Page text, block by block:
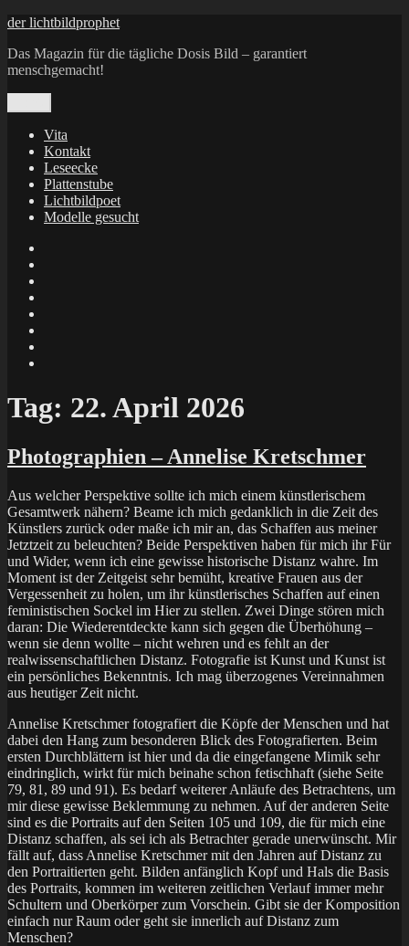
Zum
springen
der lichtbildprophet
Das Magazin für die tägliche Dosis Bild – garantiert
menschgemacht!
Vita
Kontakt
Leseecke
Plattenstube
Lichtbildpoet
Modelle gesucht
Tag: 22. April 2026
Photographien – Annelise Kretschmer
Aus welcher Perspektive sollte ich mich einem künstlerischem
Gesamtwerk nähern? Beame ich mich gedanklich in die Zeit des
Künstlers zurück oder maße ich mir an, das Schaffen aus meiner
Jetztzeit zu beleuchten? Beide Perspektiven haben für mich ihr Für
und Wider, wenn ich eine gewisse historische Distanz wahre. Im
Moment ist der Zeitgeist sehr bemüht, kreative Frauen aus der
Vergessenheit zu holen, um ihr künstlerisches Schaffen auf einen
feministischen Sockel im Hier zu stellen. Zwei Dinge stören mich
daran: Die Wiederentdeckte kann sich gegen die Überhöhung –
wenn sie denn wollte – nicht wehren und es fehlt an der
realwissenschaftlichen Distanz. Fotografie ist Kunst und Kunst ist
ein persönliches Bekenntnis. Ich mag überzogenes Vereinnahmen
aus heutiger Zeit nicht.
Annelise Kretschmer fotografiert die Köpfe der Menschen und hat
dabei den Hang zum besonderen Blick des Fotografierten. Beim
ersten Durchblättern ist hier und da die eingefangene Mimik sehr
eindringlich, wirkt für mich beinahe schon fetischhaft (siehe Seite
79, 81, 89 und 91). Es bedarf weiterer Anläufe des Betrachtens, um
mir diese gewisse Beklemmung zu nehmen. Auf der anderen Seite
sind es die Portraits auf den Seiten 105 und 109, die für mich eine
Distanz schaffen, als sei ich als Betrachter gerade unerwünscht. Mir
fällt auf, dass Annelise Kretschmer mit den Jahren auf Distanz zu
den Portraitierten geht. Bilden anfänglich Kopf und Hals die Basis
des Portraits, kommen im weiteren zeitlichen Verlauf immer mehr
Schultern und Oberkörper zum Vorschein. Gibt sie der Komposition
einfach nur Raum oder geht sie innerlich auf Distanz zum
Menschen?